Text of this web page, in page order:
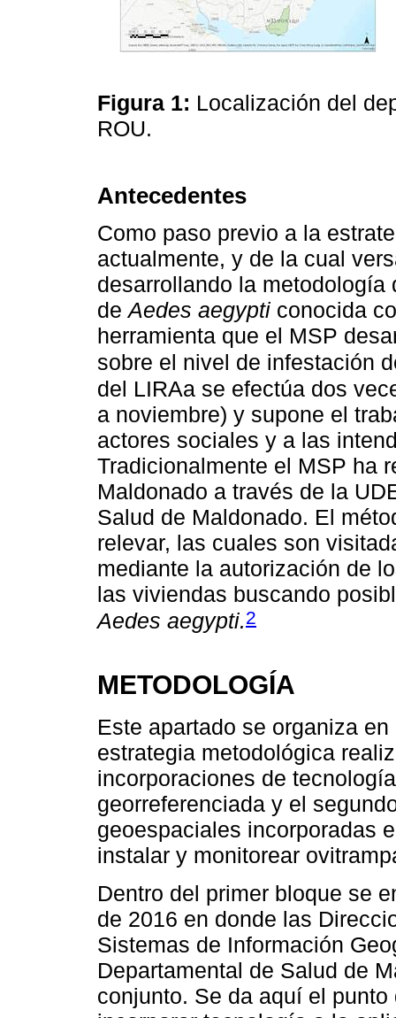
Figura 1: Localización del
ROU.
Antecedentes
Como paso previo a la
actualmente, y de la cual
desarrollando la
deAedes aegypti conocida
herramienta que el MSP
sobre el nivel de infestación
del LIRAa se efectúa dos
a noviembre) y supone el
actores sociales y a las
Tradicionalmente el MSP ha
Maldonado a través de la
Salud de Maldonado. El
relevar, las cuales son
mediante la autorización de
las viviendas buscando
Aedes aegypti.2
METODOLOGÍA
Este apartado se organiza
estrategia metodológica
incorporaciones de
georreferenciada y el
geoespaciales incorporadas
instalar y monitorear
Dentro del primer bloque se
de 2016 en donde las
Sistemas de Información
Departamental de Salud de
conjunto. Se da aquí el